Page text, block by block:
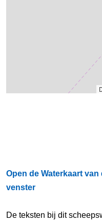
Open de Waterkaart
venster
De teksten bij dit